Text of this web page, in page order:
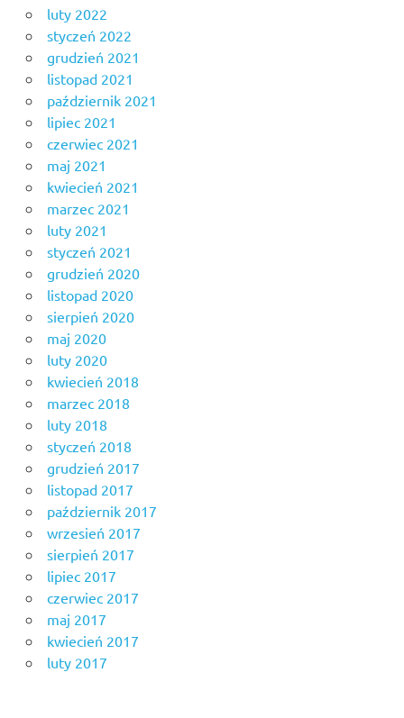
luty 2022
styczeń 2022
grudzień 2021
listopad 2021
październik 2021
lipiec 2021
czerwiec 2021
maj 2021
kwiecień 2021
marzec 2021
luty 2021
styczeń 2021
grudzień 2020
listopad 2020
sierpień 2020
maj 2020
luty 2020
kwiecień 2018
marzec 2018
luty 2018
styczeń 2018
grudzień 2017
listopad 2017
październik 2017
wrzesień 2017
sierpień 2017
lipiec 2017
czerwiec 2017
maj 2017
kwiecień 2017
luty 2017